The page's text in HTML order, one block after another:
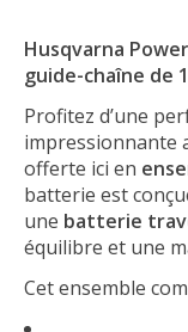
Husqvarna
guide-chaîne de
Profitez d’une
impressionnante
offerte ici en
batterie est
une batterie
équilibre et une
Cet ensemble